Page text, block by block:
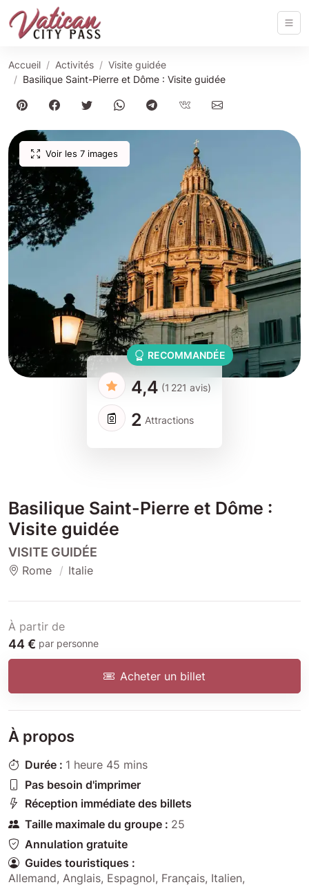
Accueil Activités
Visite guidée
Basilique Saint-Pierre et Dôme : Visite guidée
Voir les 7 images
RECOMMANDÉE
4,4 (1 221 avis)
2 Attractions
Basilique Saint-Pierre et Dôme :
Visite guidée
VISITE GUIDÉE
Rome Italie
À partir de
44 € par personne
Acheter un billet
À propos
Durée : 1 heure 45 mins
Pas besoin d'imprimer
Réception immédiate des billets
Taille maximale du groupe : 25
Annulation gratuite
Guides touristiques :
Allemand, Anglais, Espagnol, Français, Italien,